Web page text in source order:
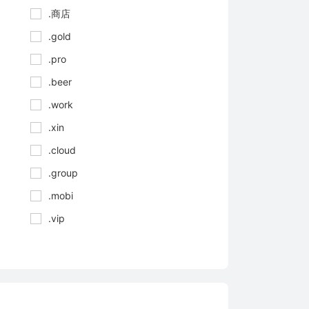
.商店
.gold
.pro
.beer
.work
.xin
.cloud
.group
.mobi
.vip